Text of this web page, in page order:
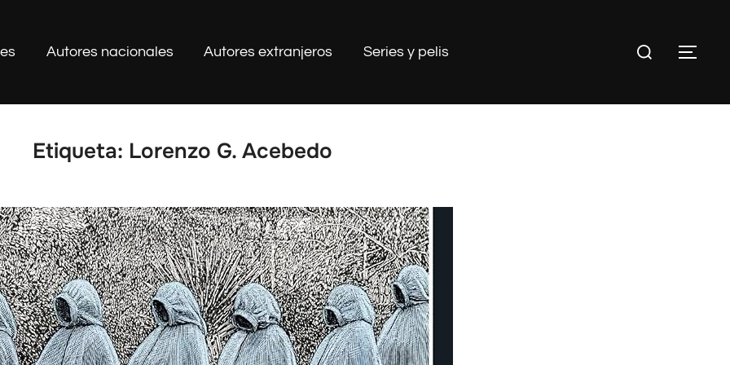
Autores nacionales Autores extranjeros Series y pelis
Buscar:
Etiqueta: Lorenzo G. Acebedo